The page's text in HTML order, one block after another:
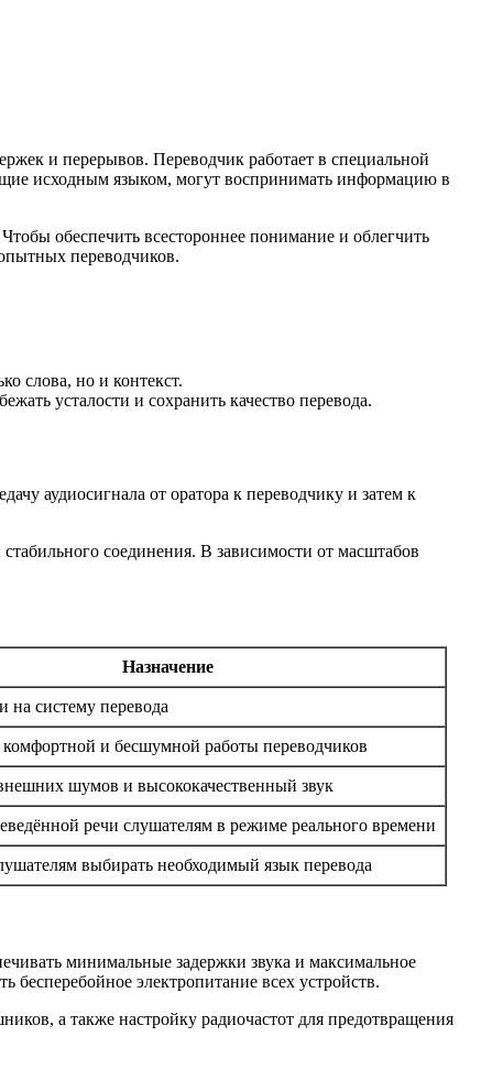
и перерывов. Переводчик работает в специальной
исходным языком, могут воспринимать информацию в
обеспечить всестороннее понимание и облегчить
переводчиков.
слова, но и контекст.
усталости и сохранить качество перевода.
аудиосигнала от оратора к переводчику и затем к
соединения. В зависимости от масштабов
Назначение
на систему перевода
и бесшумной работы переводчиков
шумов и высококачественный звук
речи слушателям в режиме реального времени
выбирать необходимый язык перевода
минимальные задержки звука и максимальное
бесперебойное электропитание всех устройств.
а также настройку радиочастот для предотвращения